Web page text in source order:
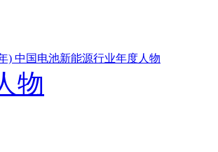
) 中国电池新能源行业年度人物
物